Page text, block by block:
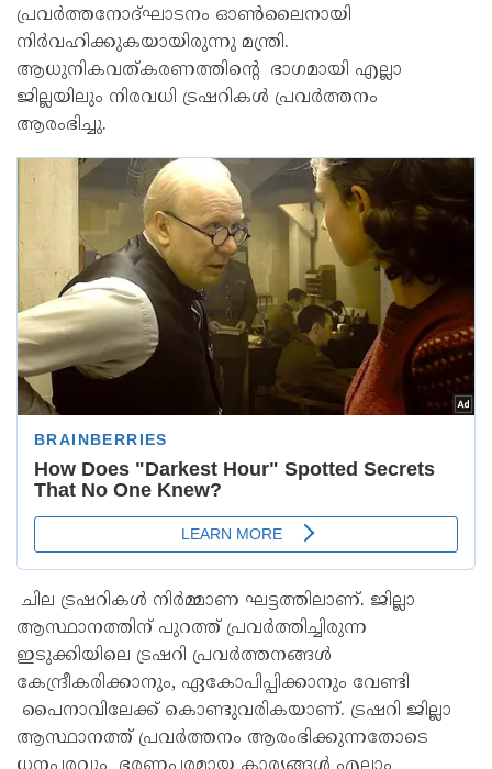
പ്രവർത്തനോദ്ഘാടനം ഓൺലൈനായി
നിർവഹിക്കുകയായിരുന്നു മന്ത്രി.
ആധുനികവത്കരണത്തിന്റെ ഭാഗമായി എല്ലാ
ജില്ലയിലും നിരവധി ട്രഷറികൾ പ്രവർത്തനം
ആരംഭിച്ചു.
ചില ട്രഷറികൾ നിർമ്മാണ ഘട്ടത്തിലാണ്. ജില്ലാ
ആസ്ഥാനത്തിന് പുറത്ത് പ്രവർത്തിച്ചിരുന്ന
ഇടുക്കിയിലെ ട്രഷറി പ്രവർത്തനങ്ങൾ
കേന്ദ്രീകരിക്കാനും, ഏകോപിപ്പിക്കാനും വേണ്ടി
പൈനാവിലേക്ക് കൊണ്ടുവരികയാണ്. ട്രഷറി ജില്ലാ
ആസ്ഥാനത്ത് പ്രവർത്തനം ആരംഭിക്കുന്നതോടെ